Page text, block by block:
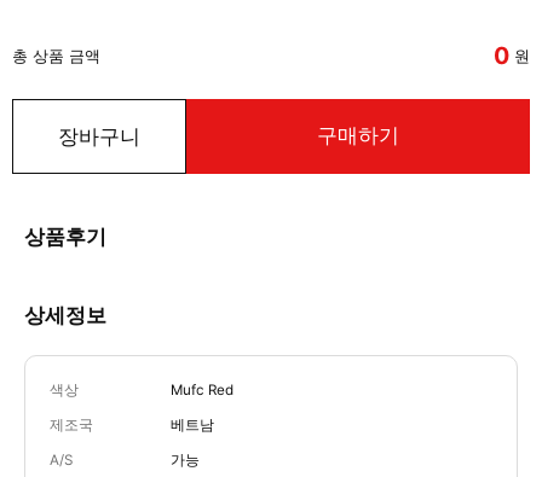
총 상품 금액 0 원
장바구니 구매하기
상품후기
상세정보
색상 Mufc Red
제조국 베트남
A/S 가능